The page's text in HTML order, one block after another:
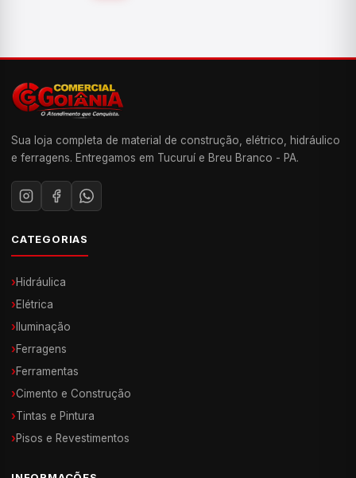
Sua loja completa de material de construção, elétrico, hidráulico
e ferragens. Entregamos em Tucuruí e Breu Branco - PA.
CATEGORIAS
›Hidráulica
›Elétrica
› Iluminação
›Ferragens
›Ferramentas
›Cimento e Construção
›Tintas e Pintura
›Pisos e Revestimentos